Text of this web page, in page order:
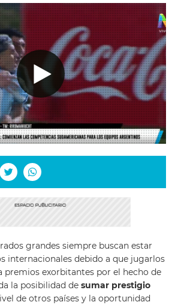
grandes siempre buscan estar
internacionales debido a que jugarlos
premios exorbitantes por el hecho de
la posibilidad de sumar prestigio
de otros países y la oportunidad